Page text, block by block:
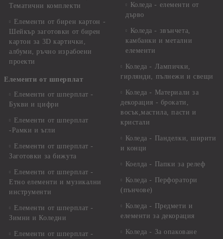
Тематични комплекти
Елементи от бирен картон -
Шейкър заготовки от бирен
картон за 3D картички,
албуми, ръчно израбоени
проекти
Елементи от шперплат
Елементи от шперплат -
Букви и цифри
Елементи от шперплат
-Рамки и ъгли
Елементи от шперплат -
Заготовки за бижута
Елементи от шперплат -
Етно елементи и музикални
инструменти
Елементи от шперплат -
Зимни и Коледни
Елементи от шперплат -
Коледа - елементи от
дърво
Коледа - звънчета,
камбанки и метални
елементи
Коледа - Лампички,
гирлянди, пълнежи и свещи
Коледа - Материали за
декорация - брокати,
восък,мастила, пасти и
кристали
Коледа - Панделки, ширити
и конци
Коелда - Папки за релеф
Коледа - Перфоратори
(пънчове)
Коледа - Предмети и
елементи за декорация
Коледа - За опаковане